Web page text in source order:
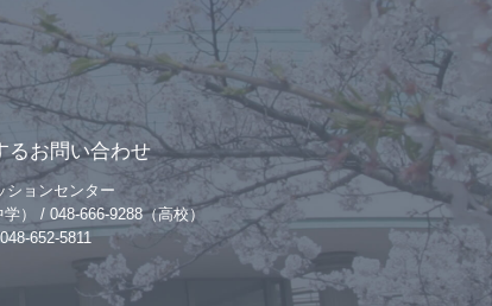
るお問い合わせ
ションセンター
） / 048-666-9288（高校）
652-5811